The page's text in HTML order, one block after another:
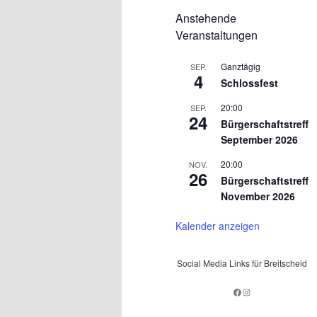
Anstehende
Veranstaltungen
SEP.
4
Ganztägig
Schlossfest
SEP.
24
20:00
Bürgerschaftstreff
September 2026
NOV.
26
20:00
Bürgerschaftstreff
November 2026
Kalender anzeigen
Social Media Links für Breitscheid
Facebook
Instagram